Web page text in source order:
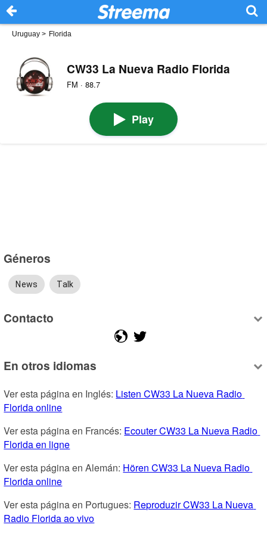
Uruguay > Florida
CW33 La Nueva Radio Florida
FM · 88.7
Play
Géneros
News Talk
Contacto
En otros idiomas
Ver esta página en Inglés: Listen CW33 La Nueva Radio
Florida online
Ver esta página en Francés: Ecouter CW33 La Nueva Radio
Florida en ligne
Ver esta página en Alemán: Hören CW33 La Nueva Radio
Florida online
Ver esta página en Portugues: Reproduzir CW33 La Nueva
Radio Florida ao vivo